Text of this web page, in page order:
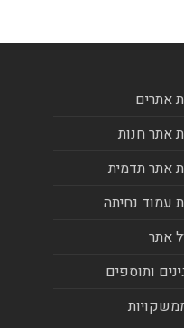
אתרים
אתר חנות
אתר תדמית
עמוד נחיתה
אתר
ותוספים